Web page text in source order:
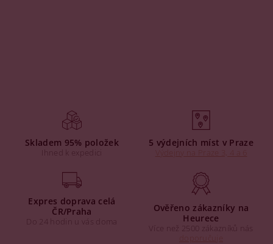
Skladem 95% položek
Ihned k expedici
5 výdejních míst v Praze
Expres doprava celá
ČR/Praha
Do 24 hodin u vás doma
Ověřeno zákazníky na
Heurece
Více než 2500 zákazníků nás